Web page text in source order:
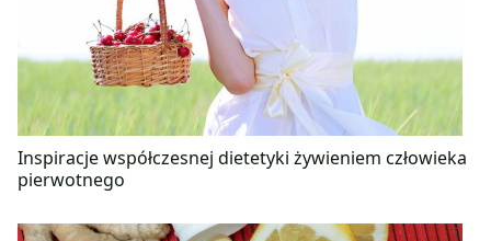
Inspiracje współczesnej dietetyki żywieniem człowieka
pierwotnego